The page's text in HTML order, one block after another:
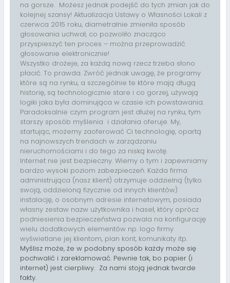
na gorsze. Możesz jednak podejść do tych zmian jak do
kolejnej szansy! Aktualizacja Ustawy o Własności Lokali z
czerwca 2015 roku, diametralnie zmieniła sposób
głosowania uchwał, co pozwoliło znacząco
przyspieszyć ten proces – można przeprowadzić
głosowanie elektronicznie!
Wszystko drożeje, za każdą nową rzecz trzeba słono
płacić. To prawda. Zwróć jednak uwagę, że programy
które są na rynku, a szczególnie te które mają długą
historię, są technologicznie stare i co gorzej, używają
logiki jaka była dominująca w czasie ich powstawania.
Paradoksalnie czym program jest dłużej na rynku, tym
starszy sposób myślenia i działania oferuje. My,
startując, możemy zaoferować Ci technologię, opartą
na najnowszych trendach w zarządzaniu
nieruchomościami i do tego za niską kwotę.
Internet nie jest bezpieczny. Wiemy o tym i zapewniamy
bardzo wysoki poziom zabezpieczeń. Każda firma
administrująca (nasz klient) otrzymuje oddzielną (tylko
swoją, oddzieloną fizycznie od innych klientów)
instalację, o osobnym adresie internetowym, posiada
własny zestaw nazw użytkownika i haseł, który oprócz
podniesienia bezpieczeństwa pozwala na konfigurację
wielu dodatkowych elementów np. logo firmy
wyświetlane jej klientom, plan kont, komunikaty itp.
Myślisz może, że w podobny sposób każdy może się
pochwalić i zareklamować. Pewnie tak, bo papier (i
internet) jest cierpliwy. Za nami stoją jednak twarde
fakty.